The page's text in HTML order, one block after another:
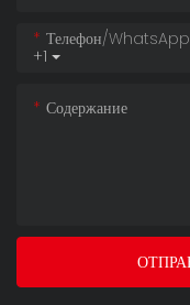
+1
Телефон/
Содержание